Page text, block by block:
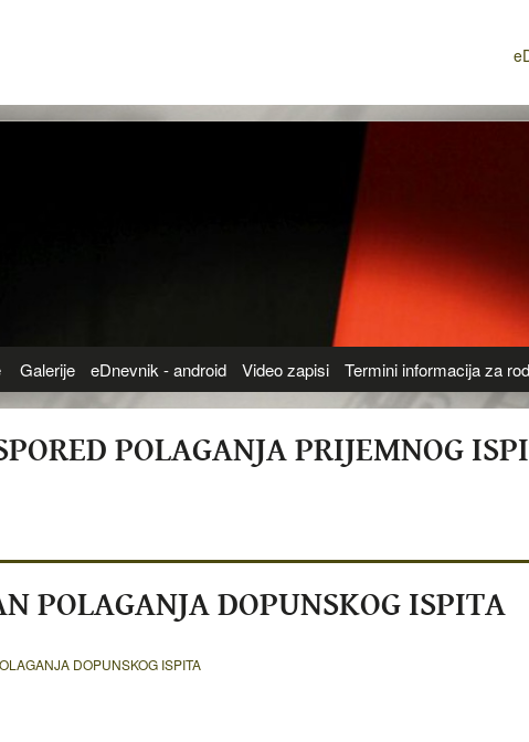
Galerije eDnevnik - android Video zapisi Termini informacija za
POLAGANJA PRIJEMNOG
POLAGANJA DOPUNSKOG ISPITA
DOPUNSKOG ISPITA